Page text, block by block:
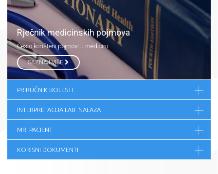
Rječnik medicinskih pojmova
Često korišteni pojmovi u medicini.
SAZNAJ VIŠE
PRIRUČNIK BOLESTI
INTERPRETACIJA LAB. NALAZA
MR. PACIENT
KORISNI DOKUMENTI